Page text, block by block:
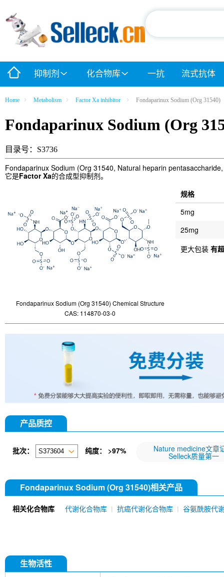
抑制剂 化合物库 一抗 流式抗体
Home Metabolism Factor Xa inhibitor Fondaparinux Sodium (Org 31540)
Fondaparinux Sodium (Org
目录号：S3736
Fondaparinux Sodium (Org 31540, Natural heparin
它是Factor Xa的合成型抑制剂。
Fondaparinux Sodium (Org 31540) Chemical Structure
CAS: 114870-03-0
规格
5mg
25mg
更大包装 有
产品质控
批次： 纯度： >97% Nature medicine文章
Selleck质量第一
Fondaparinux Sodium (Org 31540)相关产品
相关化合物库 代谢化合物库 抗癌代谢化合物库 谷氨酰胺代
生物活性